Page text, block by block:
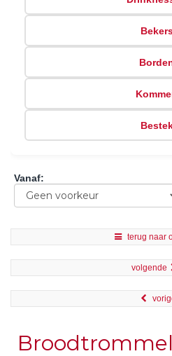
Vanaf:
terug naar
volgende